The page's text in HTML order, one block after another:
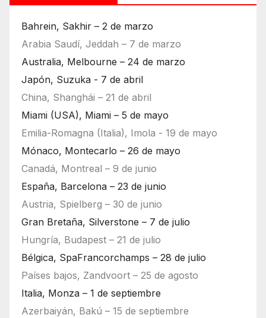
Bahrein, Sakhir – 2 de marzo
Arabia Saudí, Jeddah – 7 de marzo
Australia, Melbourne – 24 de marzo
Japón, Suzuka - 7 de abril
China, Shanghái – 21 de abril
Miami (USA), Miami – 5 de mayo
Emilia-Romagna (Italia), Imola - 19 de mayo
Mónaco, Montecarlo – 26 de mayo
Canadá, Montreal – 9 de junio
España, Barcelona – 23 de junio
Austria, Spielberg – 30 de junio
Gran Bretaña, Silverstone – 7 de julio
Hungría, Budapest – 21 de julio
Bélgica, SpaFrancorchamps – 28 de julio
Países bajos, Zandvoort – 25 de agosto
Italia, Monza – 1 de septiembre
Azerbaiyán, Bakú – 15 de septiembre